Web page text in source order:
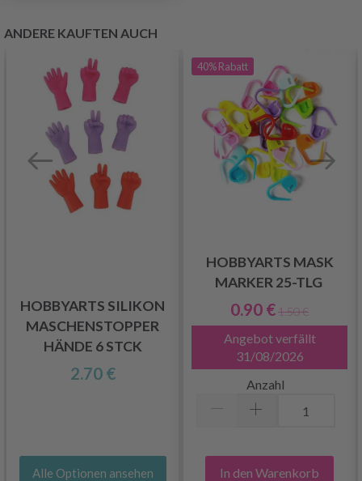
ANDERE KAUFTEN AUCH
HOBBYARTS SILIKON
MASCHENSTOPPER
HÄNDE 6 STCK
2.70 €
Alle Optionen ansehen
40%Rabatt
HOBBYARTS MASK
MARKER 25-TLG
0.90 €1.50 €
Angebot verfällt
31/08/2026
Anzahl
In den Warenkorb